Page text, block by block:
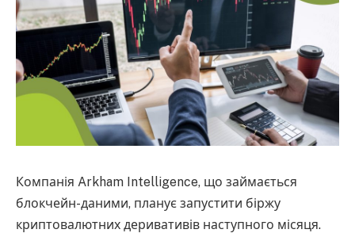
Компанія Arkham Intelligence, що займається
блокчейн-даними, планує запустити біржу
криптовалютних деривативів наступного місяця.